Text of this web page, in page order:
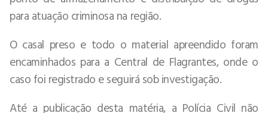
para atuação criminosa na região.
O casal preso e todo o material apreendido foram
encaminhados para a Central de Flagrantes, onde o
caso foi registrado e seguirá sob investigação.
Até a publicação desta matéria, a Polícia Civil não